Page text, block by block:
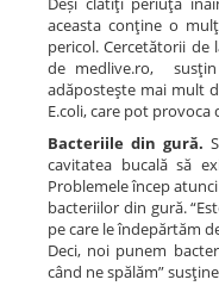
aceasta conţine o
pericol. Cercetătorii de
de medlive.ro,
adăposteşte mai mult
E.coli, care pot provoca
Bacteriile din gură.
cavitatea bucală să
Problemele încep
bacteriilor din gură.
pe care le îndepărtăm
Deci, noi punem
când ne spălăm”